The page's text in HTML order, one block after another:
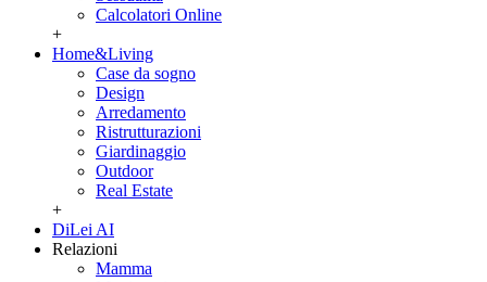
Calcolatori Online
+
Home&Living
Case da sogno
Design
Arredamento
Ristrutturazioni
Giardinaggio
Outdoor
Real Estate
+
DiLei AI
Relazioni
Mamma